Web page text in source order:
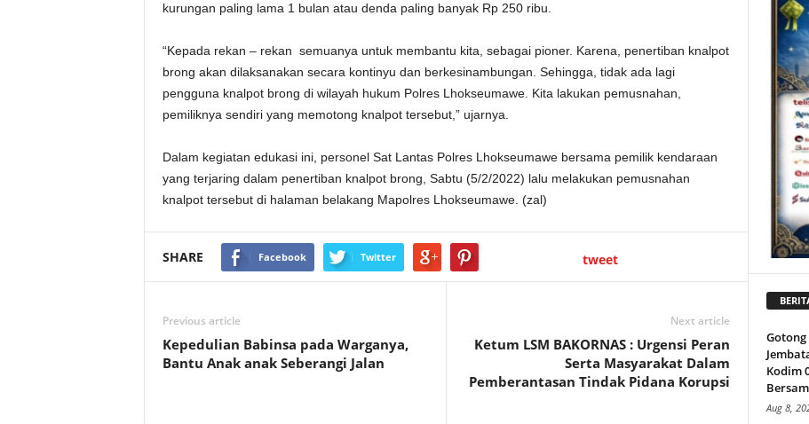
kurungan paling lama 1 bulan atau denda paling banyak Rp 250 ribu.
“Kepada rekan – rekan semuanya untuk membantu kita, sebagai pioner. Karena, penertiban knalpot
brong akan dilaksanakan secara kontinyu dan berkesinambungan. Sehingga, tidak ada lagi
pengguna knalpot brong di wilayah hukum Polres Lhokseumawe. Kita lakukan pemusnahan,
pemiliknya sendiri yang memotong knalpot tersebut,” ujarnya.
Dalam kegiatan edukasi ini, personel Sat Lantas Polres Lhokseumawe bersama pemilik kendaraan
yang terjaring dalam penertiban knalpot brong, Sabtu (5/2/2022) lalu melakukan pemusnahan
knalpot tersebut di halaman belakang Mapolres Lhokseumawe. (zal)
SHARE Facebook Twitter tweet
Previous article
Kepedulian Babinsa pada Warganya,
Bantu Anak anak Seberangi Jalan
Next article
Ketum LSM BAKORNAS : Urgensi Peran
Serta Masyarakat Dalam
Pemberantasan Tindak Pidana Korupsi
Kodim
Aug 8,